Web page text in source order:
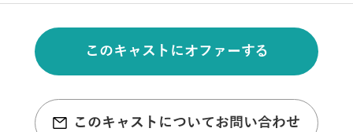
このキャストにオファーする
このキャストについてお問い合わせ